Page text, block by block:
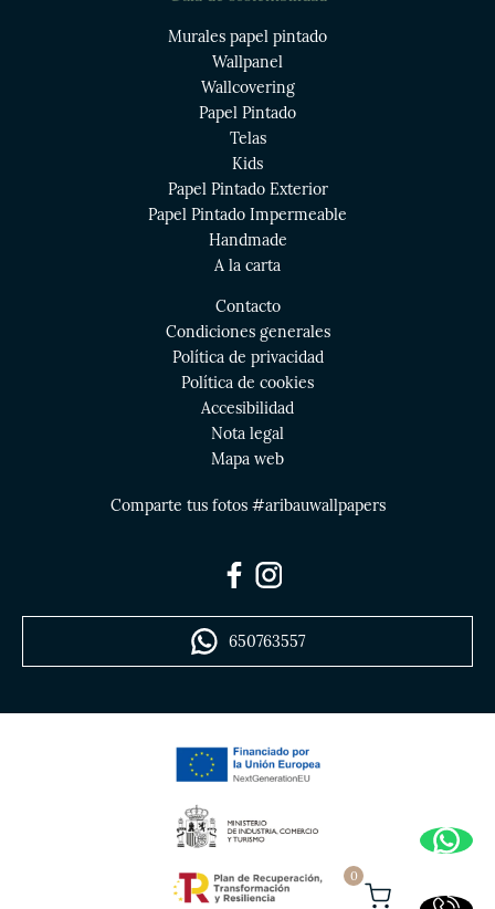
0
Murales papel pintado
Wallpanel
Wallcovering
Papel Pintado
Telas
Kids
Papel Pintado Exterior
Papel Pintado Impermeable
Handmade
A la carta
Contacto
Condiciones generales
Política de privacidad
Política de cookies
Accesibilidad
Nota legal
Mapa web
Comparte tus fotos #aribauwallpapers
650763557